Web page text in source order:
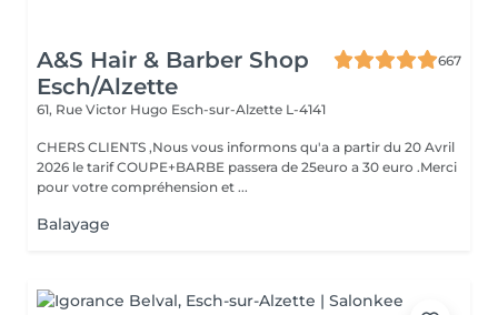
A&S Hair & Barber Shop
Esch/Alzette
667
61, Rue Victor Hugo Esch-sur-Alzette L-4141
CHERS CLIENTS ,Nous vous informons qu'a a partir du 20 Avril
2026 le tarif COUPE+BARBE passera de 25euro a 30 euro .Merci
pour votre compréhension et ...
Balayage